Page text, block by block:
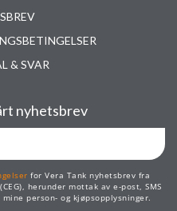
& SVAR
nyhetsbrev
for Vera Tank nyhetsbrev fra
herunder mottak av e-post, SMS
mine person- og kjøpsopplysninger.